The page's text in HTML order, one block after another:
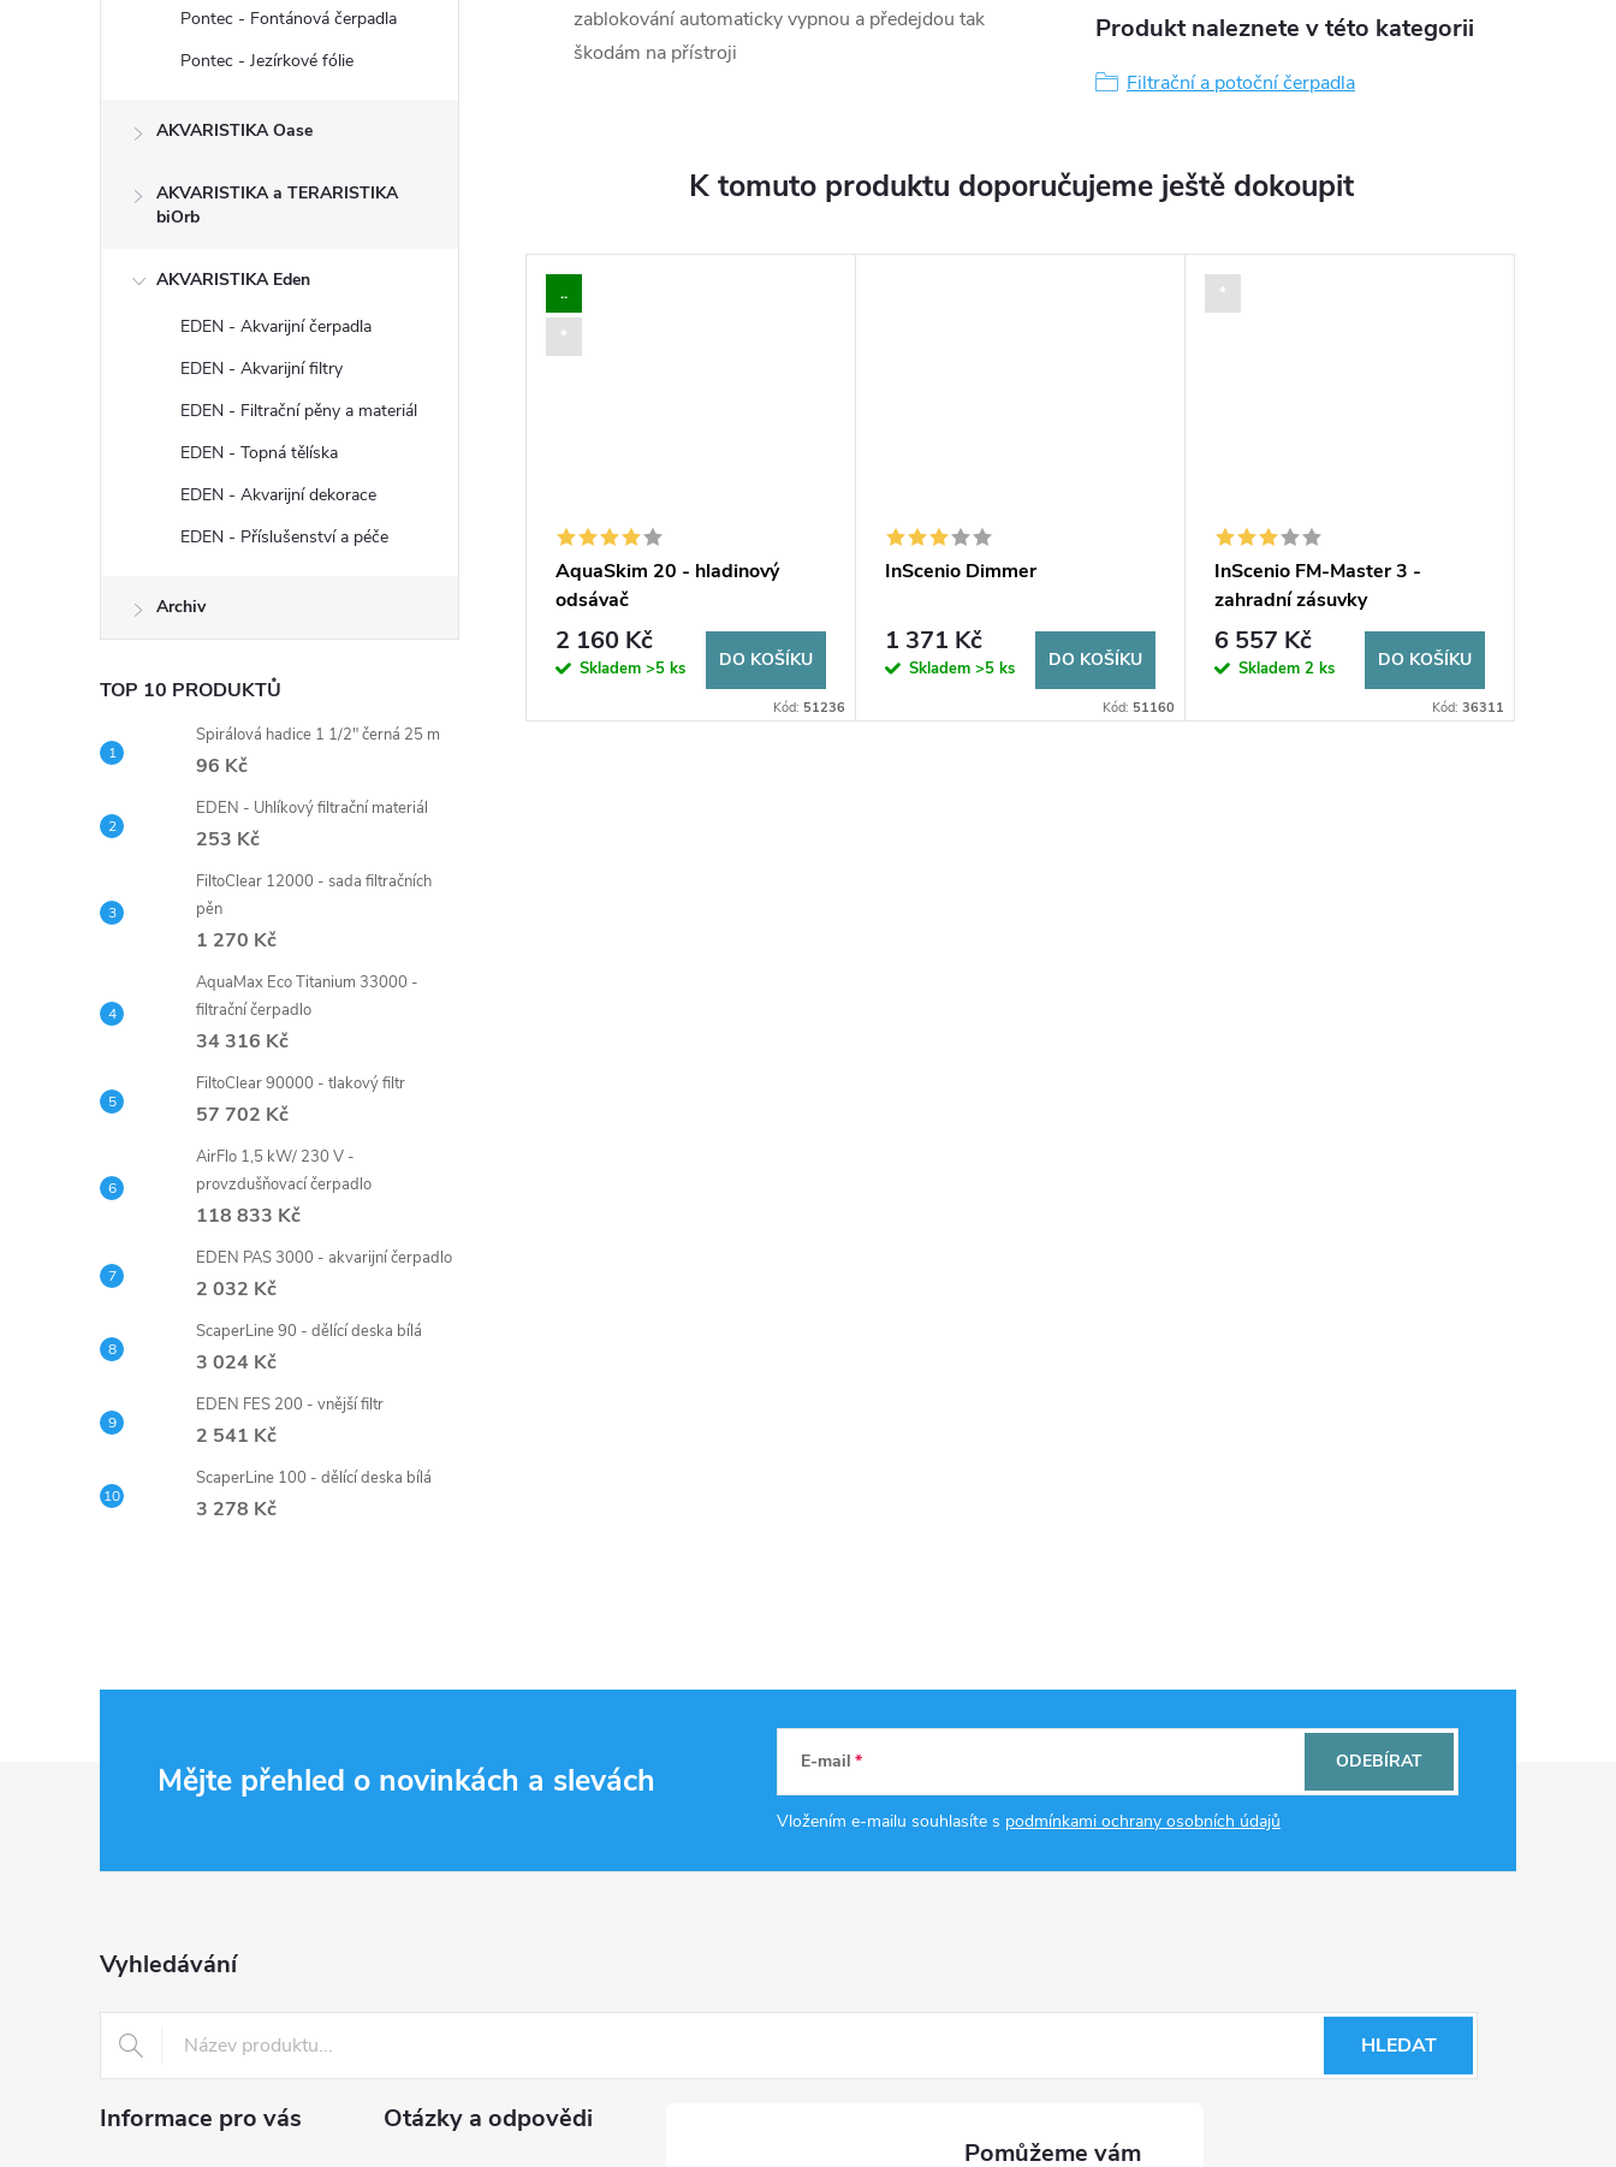
Pontec - Fontánová čerpadla
Pontec - Jezírkové fólie
AKVARISTIKA Oase
AKVARISTIKA a TERARISTIKA
biOrb
AKVARISTIKA Eden
EDEN - Akvarijní čerpadla
EDEN - Akvarijní filtry
EDEN - Filtrační pěny a materiál
EDEN - Topná tělíska
EDEN - Akvarijní dekorace
EDEN - Příslušenství a péče
Archiv
TOP 10 PRODUKTŮ
Spirálová hadice 1 1/2" černá 25 m
96 Kč
EDEN - Uhlíkový filtrační materiál
253 Kč
FiltoClear 12000 - sada filtračních
pěn
1 270 Kč
AquaMax Eco Titanium 33000 -
filtrační čerpadlo
34 316 Kč
FiltoClear 90000 - tlakový filtr
57 702 Kč
AirFlo 1,5 kW/ 230 V -
provzdušňovací čerpadlo
118 833 Kč
EDEN PAS 3000 - akvarijní čerpadlo
2 032 Kč
ScaperLine 90 - dělící deska bílá
3 024 Kč
EDEN FES 200 - vnější filtr
2 541 Kč
ScaperLine 100 - dělící deska bílá
3 278 Kč
zablokování automaticky vypnou a předejdou tak
škodám na přístroji
Produkt naleznete v této kategorii
Filtrační a potoční čerpadla
K tomuto produktu doporučujeme ještě dokoupit
..
*
AquaSkim 20 - hladinový
odsávač
2 160 Kč
Skladem >5 ks DO KOŠÍKU
Kód: 51236
InScenio Dimmer
1 371 Kč
Skladem >5 ks DO KOŠÍKU
Kód: 51160
*
InScenio FM-Master 3 -
zahradní zásuvky
6 557 Kč
Skladem 2 ks DO KOŠÍKU
Kód: 36311
Mějte přehled o novinkách a slevách E-mail
Vložením e-mailu souhlasíte s podmínkami ochrany osobních údajů
ODEBÍRAT
Vyhledávání
HLEDAT
Informace pro vás Otázky a odpovědi